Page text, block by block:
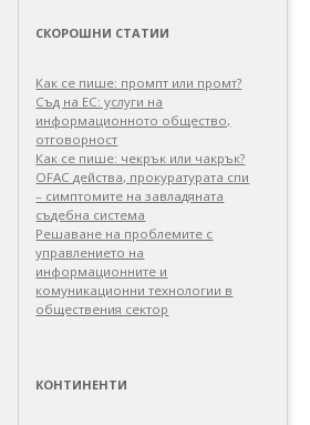
СКОРОШНИ СТАТИИ
Как се пише: промпт или промт?
Съд на ЕС: услуги на
информационното общество,
отговорност
Как се пише: чекрък или чакрък?
OFAC действа, прокуратурата спи
– симптомите на завладяната
съдебна система
Решаване на проблемите с
управлението на
информационните и
комуникационни технологии в
обществения сектор
КОНТИНЕНТИ